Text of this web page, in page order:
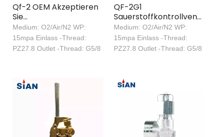
Qf-2 OEM Akzeptieren
Sie
Sauerstoffdurchflussregelblechentyp
Ventilstickstoffgaszylinderventil
Medium: O2/Air/N2 WP:
15mpa Einlass -Thread:
PZ27.8 Outlet -Thread: G5/8
QF-2G1
Sauerstoffkontrollventil
Hersteller
Stickstoffgaszylinder
mit Ventil
Medium: O2/Air/N2 WP:
15mpa Einlass -Thread:
PZ27.8 Outlet -Thread: G5/8